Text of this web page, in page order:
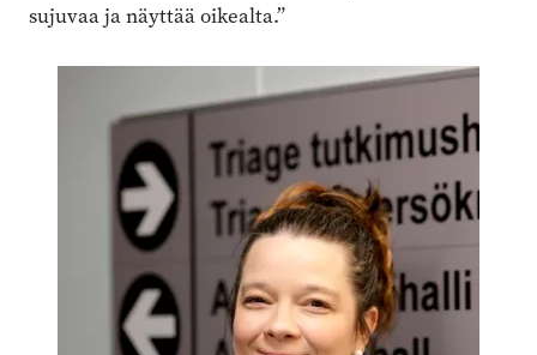
sujuvaa ja näyttää oikealta.”